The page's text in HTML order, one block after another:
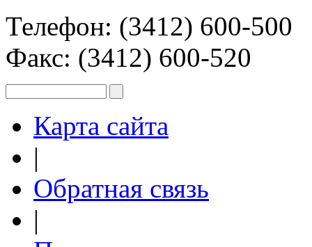
Телефон: (3412) 600-500
Факс: (3412) 600-520
Карта сайта
|
Обратная связь
|